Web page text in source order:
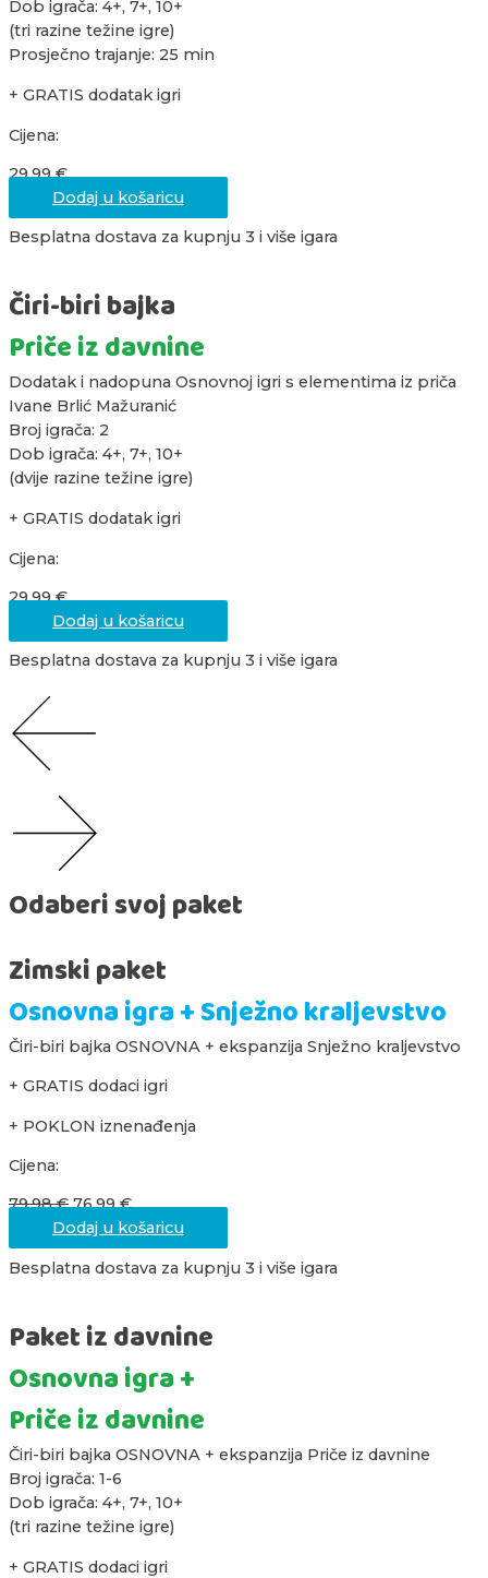
Dob igrača: 4+, 7+, 10+
(tri razine težine igre)
Prosječno trajanje: 25 min
+ GRATIS dodatak igri
Cijena:
29,99€
Dodaj u košaricu
Besplatna dostava za kupnju 3 i više igara
Čiri-biri bajka
Priče iz davnine
Dodatak i nadopuna Osnovnoj igri s elementima iz priča
Ivane Brlić Mažuranić
Broj igrača: 2
Dob igrača: 4+, 7+, 10+
(dvije razine težine igre)
+ GRATIS dodatak igri
Cijena:
29,99€
Dodaj u košaricu
Besplatna dostava za kupnju 3 i više igara
Odaberi svoj paket
Zimski paket
Osnovna igra + Snježno kraljevstvo
Čiri-biri bajka OSNOVNA + ekspanzija Snježno kraljevstvo
+ GRATIS dodaci igri
+ POKLON iznenađenja
Cijena:
79,98€ 76,99€
Dodaj u košaricu
Besplatna dostava za kupnju 3 i više igara
Paket iz davnine
Osnovna igra +
Priče iz davnine
Čiri-biri bajka OSNOVNA + ekspanzija Priče iz davnine
Broj igrača: 1-6
Dob igrača: 4+, 7+, 10+
(tri razine težine igre)
+ GRATIS dodaci igri